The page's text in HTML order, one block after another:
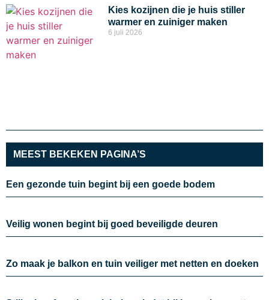
Kies kozijnen die je huis stiller
warmer en zuiniger maken
6 juli 2026
MEEST BEKEKEN PAGINA’S
Een gezonde tuin begint bij een goede bodem
Veilig wonen begint bij goed beveiligde deuren
Zo maak je balkon en tuin veiliger met netten en doeken